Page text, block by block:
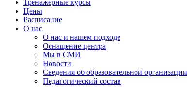
Тренажерные курсы
Цены
Расписание
О нас
О нас и нашем подходе
Оснащение центра
Мы в СМИ
Новости
Сведения об образовательной организации
Педагогический состав